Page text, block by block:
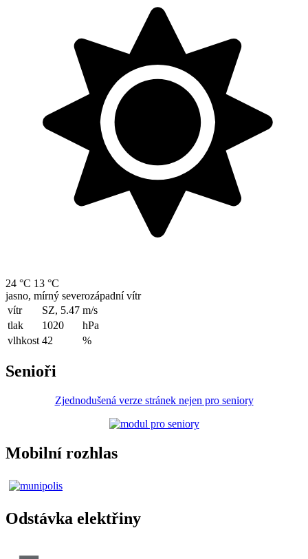
24 °C 13 °C
jasno, mírný severozápadní vítr
vítr
SZ, 5.47 m/s
tlak
1020
hPa
vlhkost 42 %
Senioři
Zjednodušená verze stránek nejen pro seniory
Mobilní rozhlas
Odstávka elektřiny